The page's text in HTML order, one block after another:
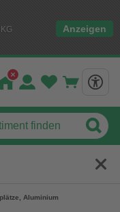
Anzeigen
Aluminium